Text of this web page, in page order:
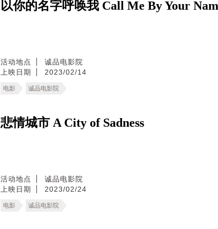
以你的名字呼唤我 Call Me By Your
活动地点
诚品电影院
上映日期
2023/02/14
电影 诚品电影院
悲情城市 A City of Sadness
活动地点
诚品电影院
上映日期
2023/02/24
电影 诚品电影院